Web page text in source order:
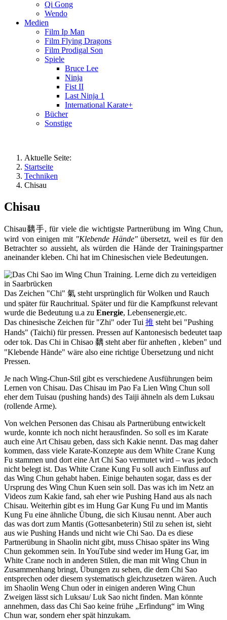
Qi Gong
Wendo
Medien
Film Ip Man
Film Flying Dragons
Film Prodigal Son
Spiele
Bruce Lee
Ninja
Fist II
Last Ninja 1
International Karate+
Bücher
Sonstige
Aktuelle Seite:
Startseite
Techniken
Chisau
Chisau
Chisau黐手, für viele die wichtigste Partnerübung im Wing Chun,
wird von einigen mit "Klebende Hände" übersetzt, weil es für den
Betrachter so aussieht, als würden die Hände der Trainingspartner
aneinander kleben. Chi hat im Chinesischen viele Bedeutungen.
Das Zeichen "Chi" 氣 steht ursprünglich für Wolken und Rauch
und später für Rauchritual. Später und für die Kampfkunst relevant
wurde die Bedeutung u.a zu Energie, Lebensenergie,etc.
Das chinesische Zeichen für "Zhi" oder Tui 推 steht bei "Pushing
Hands" (Taichi) für pressen. Pressen auf Kantonesisch bedeutet taap
oder tok. Das Chi in Chisao 黐 steht aber für anheften , kleben" und
"Klebende Hände" wäre also eine richtige Übersetzung und nicht
Pressen.
Je nach Wing-Chun-Stil gibt es verschiedene Ausführungen beim
Lernen von Chisau. Das Chisau im Pao Fa Lien Wing Chun soll
eher dem Tuisau (pushing hands) des Taiji ähneln als dem Luksau
(rollende Arme).
Von welchen Personen das Chisau als Partnerübung entwickelt
wurde, konnte ich noch nicht herausfinden. So soll es im Karate
auch eine Art Chisau geben, dass sich Kakie nennt. Das mag daher
kommen, dass viele Karate-Konzepte aus dem White Crane Kung
Fu stammen und dort eine Art Chi Sao vermutet wird – was jedoch
nicht belegt ist. Das White Crane Kung Fu soll auch Einfluss auf
das Wing Chun gehabt haben. Einige behauten sogar, dass es der
Ursprung des Wing Chun Kuen sein soll. Das was ich im Netz an
Videos zum Kakie fand, sah eher wie Pushing Hand aus als nach
Chisau. Weiterhin gibt es im Hung Gar Kung Fu und im Mantis
Kung Fu eine ähnliche Übung, die sich Kiusau nennt. Aber auch
das was dort zum Mantis (Gottesanbeterin) Stil zu sehen ist, sieht
aus wie Pushing Hands und nicht wie Chi Sao. Da es diese
Partnerübung in Shaolin nicht gibt, muss Chisao später ins Wing
Chun gekommen sein. In YouTube sind weder im Hung Gar, im
White Crane noch in anderen Stilen, die man mit Wing Chun in
Zusammenhang bringt, Übungen zu sehen, die dem Chi Sao
entsprechen oder diesem systematisch gleichzusetzen wären. Auch
im Shaolin Weng Chun oder in einigen anderen Wing Chun
Zweigen lässt sich Luksau/ Luk Sao nicht finden. Man könnte
annehmen, dass das Chi Sao keine frühe „Erfindung“ im Wing
Chun war, sondern eher spät hinzukam.